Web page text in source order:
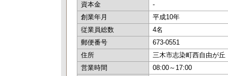
資本金
-
創業年月
平成10年
従業員総数
4名
郵便番号
673-0551
住所
三木市志染町西自由が
営業時間
08:00～17:00